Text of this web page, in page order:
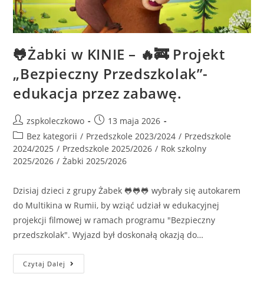
🐸Żabki w KINIE – 🔥🚒 Projekt
„Bezpieczny Przedszkolak”-
edukacja przez zabawę.
zspkoleczkowo
13 maja 2026
Bez kategorii / Przedszkole 2023/2024 / Przedszkole
2024/2025 / Przedszkole 2025/2026 / Rok szkolny
2025/2026 / Żabki 2025/2026
Dzisiaj dzieci z grupy Żabek 🐸🐸🐸 wybrały się autokarem
do Multikina w Rumii, by wziąć udział w edukacyjnej
projekcji filmowej w ramach programu "Bezpieczny
przedszkolak". Wyjazd był doskonałą okazją do…
Czytaj Dalej